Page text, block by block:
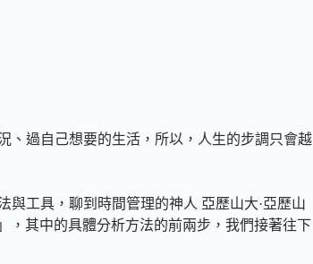
、過自己想要的生活，所以，人生的步調只會越
工具，聊到時間管理的神人 亞歷山大·亞歷山
，其中的具體分析方法的前兩步，我們接著往下